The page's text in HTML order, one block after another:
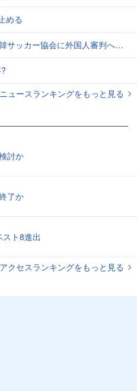
める
人審判への“性的接待”疑惑 韓国メディアが報道
ュースランキングをもっと見る
討か
了か
ト8進出
クセスランキングをもっと見る